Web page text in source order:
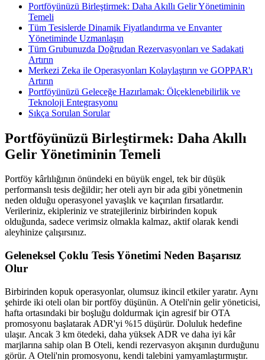
Portföyünüzü Birleştirmek: Daha Akıllı Gelir Yönetiminin
Temeli
Tüm Tesislerde Dinamik Fiyatlandırma ve Envanter
Yönetiminde Uzmanlaşın
Tüm Grubunuzda Doğrudan Rezervasyonları ve Sadakati
Artırın
Merkezi Zeka ile Operasyonları Kolaylaştırın ve GOPPAR'ı
Artırın
Portföyünüzü Geleceğe Hazırlamak: Ölçeklenebilirlik ve
Teknoloji Entegrasyonu
Sıkça Sorulan Sorular
Portföyünüzü Birleştirmek: Daha Akıllı
Gelir Yönetiminin Temeli
Portföy kârlılığının önündeki en büyük engel, tek bir düşük
performanslı tesis değildir; her oteli ayrı bir ada gibi yönetmenin
neden olduğu operasyonel yavaşlık ve kaçırılan fırsatlardır.
Verileriniz, ekipleriniz ve stratejileriniz birbirinden kopuk
olduğunda, sadece verimsiz olmakla kalmaz, aktif olarak kendi
aleyhinize çalışırsınız.
Geleneksel Çoklu Tesis Yönetimi Neden Başarısız
Olur
Birbirinden kopuk operasyonlar, olumsuz ikincil etkiler yaratır. Aynı
şehirde iki oteli olan bir portföy düşünün. A Oteli'nin gelir yöneticisi,
hafta ortasındaki bir boşluğu doldurmak için agresif bir OTA
promosyonu başlatarak ADR'yi %15 düşürür. Doluluk hedefine
ulaşır. Ancak 3 km ötedeki, daha yüksek ADR ve daha iyi kâr
marjlarına sahip olan B Oteli, kendi rezervasyon akışının durduğunu
görür. A Oteli'nin promosyonu, kendi talebini yamyamlaştırmıştır.